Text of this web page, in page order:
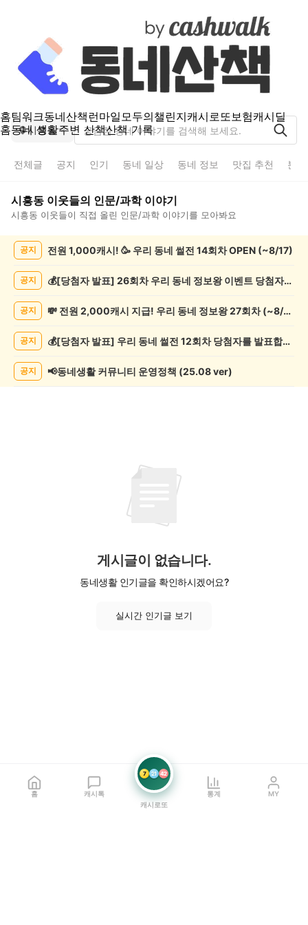
홈팀워크동네산책런마일모두의챌린지캐시로또보험캐시딜
홈동네 생활주변 산책산책 기록
시흥동
전체글 공지 인기 동네 일상 동네 정보 맛집 추천 분
시흥동 이웃들의 인문/과학이야기
시흥동 이웃들이 직접 올린 인문/과학 이야기를 모아봐요
록
공지 전원 1,000캐시! 🥳 우리 동네 썰전 14회차 OPEN (~8/17)
공지 💰[당첨자 발표] 26회차 우리 동네 정보왕 이벤트 당첨자를 발표합니다!
공지 💸 전원 2,000캐시 지급! 우리 동네 정보왕 27회차 (~8/10)
공지 💰[당첨자 발표] 우리 동네 썰전 12회차 당첨자를 발표합니다!
공지 📢동네생활 커뮤니티 운영정책 (25.08 ver)
게시글이 없습니다.
동네생활 인기글을 확인하시겠어요?
실시간 인기글 보기
홈 캐시톡
7 21 42
캐시로또
통계 MY